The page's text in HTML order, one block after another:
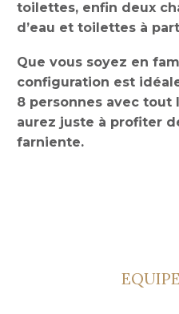
toilettes, enfin deux
d’eau et toilettes à
Que vous soyez en
configuration est
8 personnes avec tout
aurez juste à profiter
farniente.